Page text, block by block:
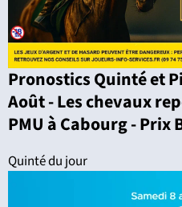
Pronostics Quinté et
Août - Les chevaux
PMU à Cabourg -
Quinté du jour